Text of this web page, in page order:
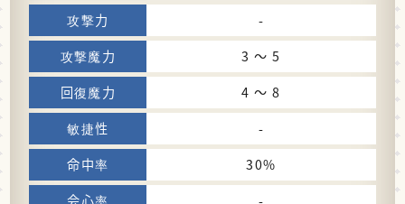
-
3 〜 5
4 〜 8
-
30%
-